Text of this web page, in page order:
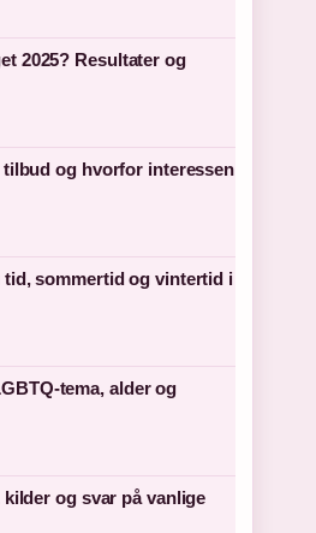
2025? Resultater og
tilbud og hvorfor interessen
tid, sommertid og vintertid i
tema, alder og
og svar på vanlige